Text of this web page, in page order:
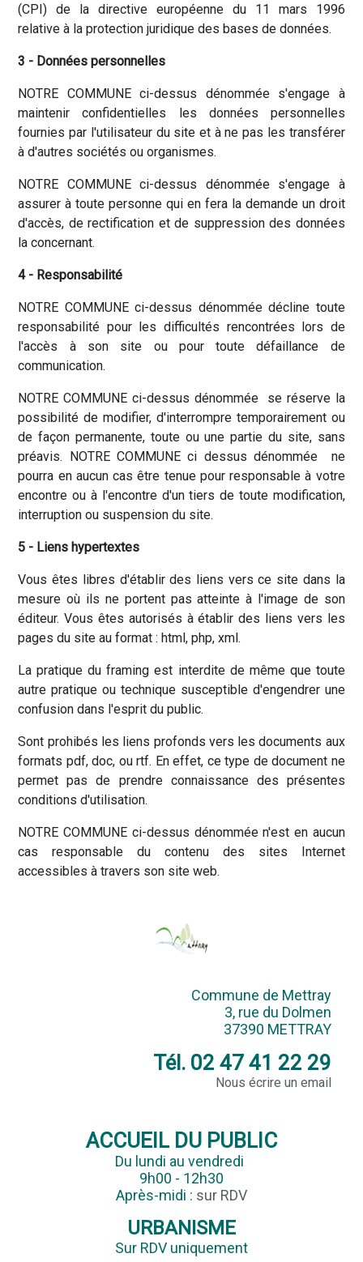
(CPI) de la directive européenne du 11 mars 1996
relative à la protection juridique des bases de données.
3 - Données personnelles
NOTRE COMMUNE ci-dessus dénommée s'engage à
maintenir confidentielles les données personnelles
fournies par l'utilisateur du site et à ne pas les transférer
à d'autres sociétés ou organismes.
NOTRE COMMUNE ci-dessus dénommée s'engage à
assurer à toute personne qui en fera la demande un droit
d'accès, de rectification et de suppression des données
la concernant.
4 - Responsabilité
NOTRE COMMUNE ci-dessus dénommée décline toute
responsabilité pour les difficultés rencontrées lors de
l'accès à son site ou pour toute défaillance de
communication.
NOTRE COMMUNE ci-dessus dénommée se réserve la
possibilité de modifier, d'interrompre temporairement ou
de façon permanente, toute ou une partie du site, sans
préavis. NOTRE COMMUNE ci dessus dénommée ne
pourra en aucun cas être tenue pour responsable à votre
encontre ou à l'encontre d'un tiers de toute modification,
interruption ou suspension du site.
5 - Liens hypertextes
Vous êtes libres d'établir des liens vers ce site dans la
mesure où ils ne portent pas atteinte à l'image de son
éditeur. Vous êtes autorisés à établir des liens vers les
pages du site au format : html, php, xml.
La pratique du framing est interdite de même que toute
autre pratique ou technique susceptible d'engendrer une
confusion dans l'esprit du public.
Sont prohibés les liens profonds vers les documents aux
formats pdf, doc, ou rtf. En effet, ce type de document ne
permet pas de prendre connaissance des présentes
conditions d'utilisation.
NOTRE COMMUNE ci-dessus dénommée n'est en aucun
cas responsable du contenu des sites Internet
accessibles à travers son site web.
Commune de Mettray
3, rue du Dolmen
37390 METTRAY
Tél. 02 47 41 22 29
Nous écrire un email
ACCUEIL DU PUBLIC
Du lundi au vendredi
9h00 - 12h30
Après-midi : sur RDV
URBANISME
Sur RDV uniquement